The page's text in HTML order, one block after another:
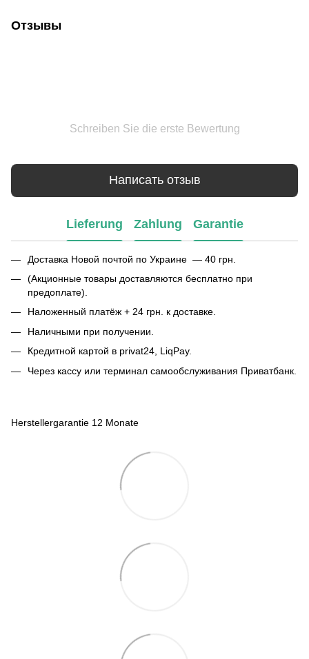
Отзывы
Schreiben Sie die erste Bewertung
Написать отзыв
Lieferung Zahlung Garantie
Доставка Новой почтой по Украине — 40 грн.
(Акционные товары доставляются бесплатно при
предоплате).
Наложенный платёж + 24 грн. к доставке.
Наличными при получении.
Кредитной картой в privat24, LiqPay.
Через кассу или терминал самообслуживания Приватбанк.
Herstellergarantie 12 Monate